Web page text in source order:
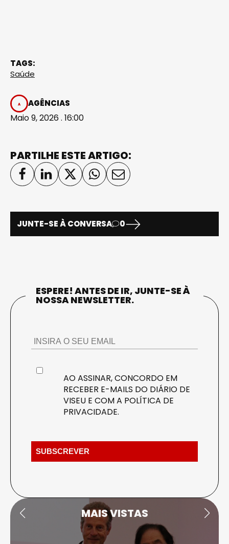
TAGS:
Saúde
AGÊNCIAS
Maio 9, 2026 . 16:00
PARTILHE ESTE ARTIGO:
JUNTE-SE À CONVERSA 0
ESPERE! ANTES DE IR, JUNTE-SE À
NOSSA NEWSLETTER.
AO ASSINAR, CONCORDO EM
RECEBER E-MAILS DO DIÁRIO DE
VISEU E COM A POLÍTICA DE
PRIVACIDADE.
MAIS VISTAS